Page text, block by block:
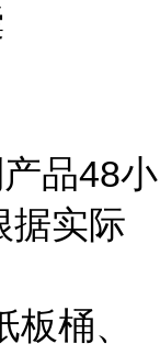
品48小
据实际
板桶、